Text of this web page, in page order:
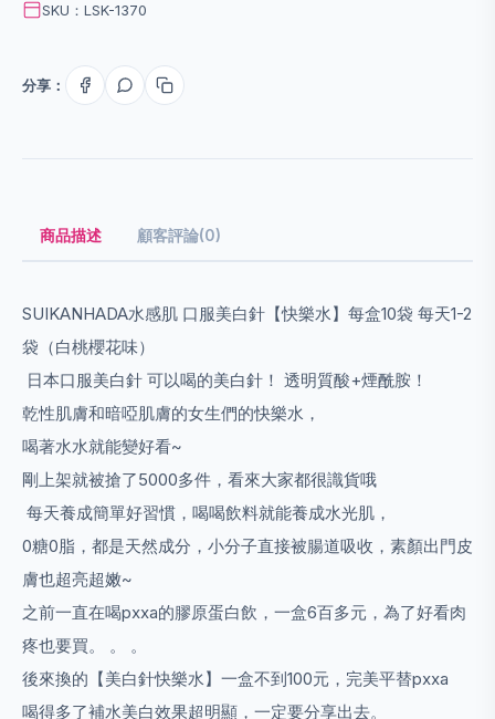
SKU：LSK-1370
分享：
商品描述 顧客評論(0)
SUIKANHADA水感肌 口服美白針【快樂水】每盒10袋 每天1-2
袋（白桃櫻花味）
日本口服美白針 可以喝的美白針！ 透明質酸+煙酰胺！
乾性肌膚和暗啞肌膚的女生們的快樂水，
喝著水水就能變好看~
剛上架就被搶了5000多件，看來大家都很識貨哦
每天養成簡單好習慣，喝喝飲料就能養成水光肌，
0糖0脂，都是天然成分，小分子直接被腸道吸收，素顏出門皮
膚也超亮超嫩~
之前一直在喝pxxa的膠原蛋白飲，一盒6百多元，為了好看肉
疼也要買。 。 。
後來換的【美白針快樂水】一盒不到100元，完美平替pxxa
喝得多了補水美白效果超明顯，一定要分享出去。